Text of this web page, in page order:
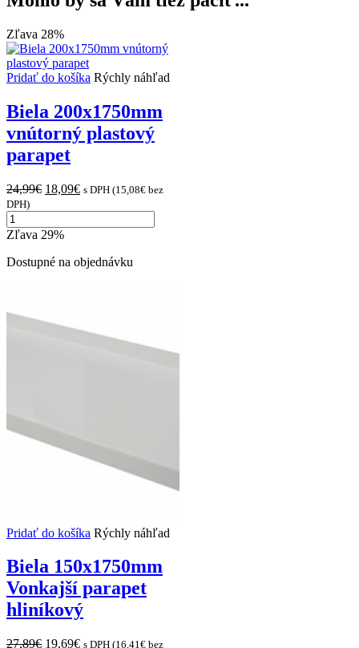
480,00€.370,00€.
Zľava 28%
Pridať do košíka Rýchly náhľad
Biela 200x1750mm
vnútorný plastový
parapet
24,99€ Original
24,99€.
18,09€Current
18,09€.
s DPH (15,08€ bez
DPH)
množstvo
Biela
vnútorný
Zľava 29%
Dostupné na objednávku
Pridať do košíka Rýchly náhľad
Biela 150x1750mm
Vonkajší parapet
hliníkový
27,89€ Original
19,69€Current
s DPH (16,41€ bez